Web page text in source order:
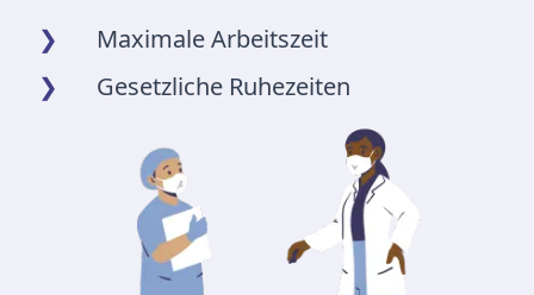
❯
Maximale Arbeitszeit
❯
Gesetzliche Ruhezeiten